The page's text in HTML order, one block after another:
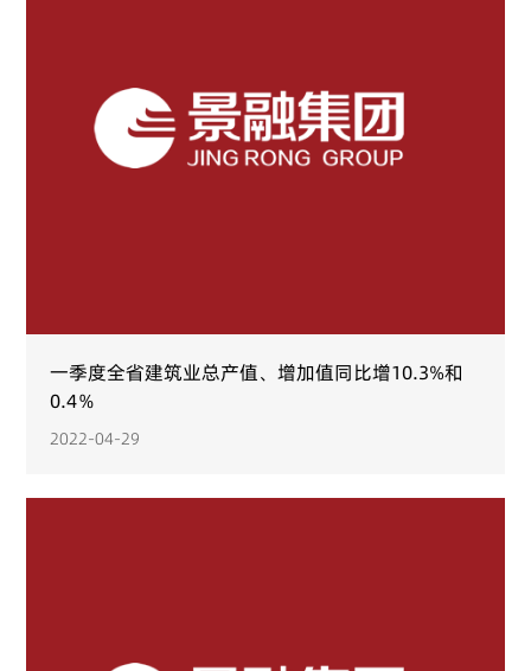
一季度全省建筑业总产值、增加值同比增10.3%和
0.4％
2022-04-29